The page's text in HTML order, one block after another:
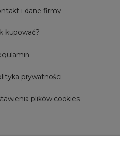
i dane firmy
kupować?
prywatności
plików cookies